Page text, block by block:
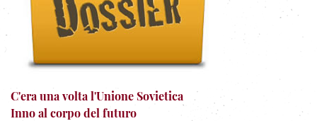
C'era una volta l'Unione Sovietica
Inno al corpo del futuro